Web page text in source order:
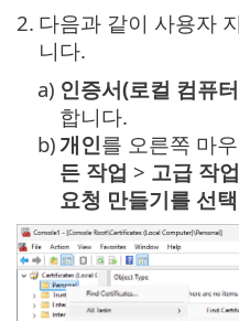
2. 다음과 같이 사용자
니다.
a) 인증서(로컬 컴퓨
합니다.
b)개인를 오른쪽 마
든 작업 > 고급 작
요청 만들기를 선